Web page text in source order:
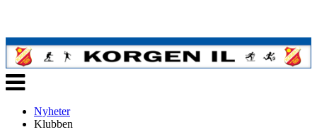
Veksle
navigasjon
Nyheter
Klubben